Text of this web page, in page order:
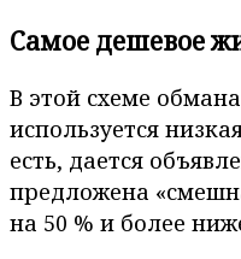
Самое дешевое
В этой схеме
используется
есть, дается
предложена
на 50 % и более